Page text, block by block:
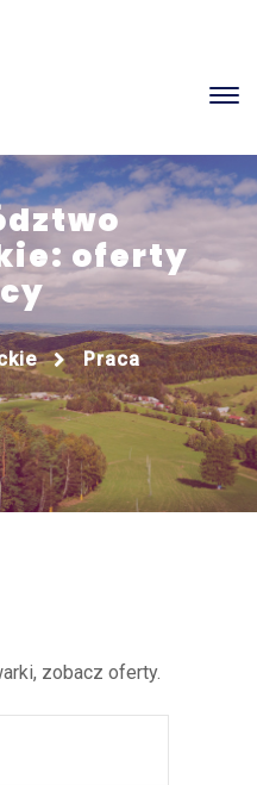
oferty
Praca
zobacz oferty.